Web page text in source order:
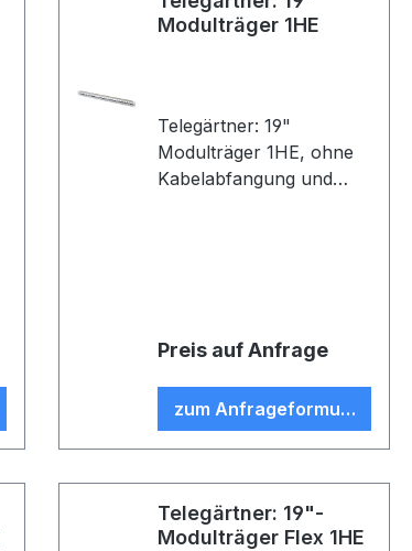
Modulträger 1HE
Telegärtner: 19"
Modulträger 1HE, ohne
Kabelabfangung und
Preis auf Anfrage
zum Anfrageformular
Telegärtner: 19"-
Modulträger Flex 1HE